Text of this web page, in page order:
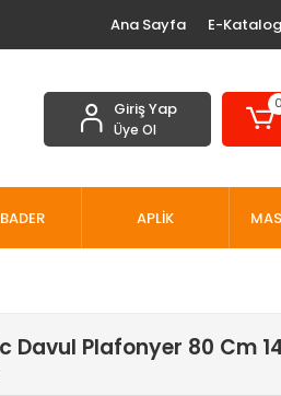
Ana Sayfa E-Katalog
Giriş Yap
Üye Ol
0
APLİK
Davul Plafonyer 80 Cm